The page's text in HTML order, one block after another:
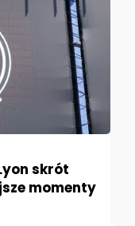
skrót
momenty